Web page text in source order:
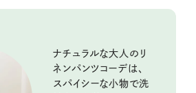
ナチュラルな大人のリ
ネンパンツコーデは、
スパイシーな小物で洗